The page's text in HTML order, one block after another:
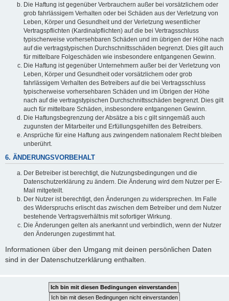
Die Haftung ist gegenüber Verbrauchern außer bei vorsätzlichem oder
grob fahrlässigem Verhalten oder bei Schäden aus der Verletzung von
Leben, Körper und Gesundheit und der Verletzung wesentlicher
Vertragspflichten (Kardinalpflichten) auf die bei Vertragsschluss
typischerweise vorhersehbaren Schäden und im übrigen der Höhe nach
auf die vertragstypischen Durchschnittsschäden begrenzt. Dies gilt auch
für mittelbare Folgeschäden wie insbesondere entgangenen Gewinn.
Die Haftung ist gegenüber Unternehmern außer bei der Verletzung von
Leben, Körper und Gesundheit oder vorsätzlichem oder grob
fahrlässigem Verhalten des Betreibers auf die bei Vertragsschluss
typischerweise vorhersehbaren Schäden und im Übrigen der Höhe
nach auf die vertragstypischen Durchschnittsschäden begrenzt. Dies gilt
auch für mittelbare Schäden, insbesondere entgangenen Gewinn.
Die Haftungsbegrenzung der Absätze a bis c gilt sinngemäß auch
zugunsten der Mitarbeiter und Erfüllungsgehilfen des Betreibers.
Ansprüche für eine Haftung aus zwingendem nationalem Recht bleiben
unberührt.
6. ÄNDERUNGSVORBEHALT
Der Betreiber ist berechtigt, die Nutzungsbedingungen und die
Datenschutzerklärung zu ändern. Die Änderung wird dem Nutzer per E-
Mail mitgeteilt.
Der Nutzer ist berechtigt, den Änderungen zu widersprechen. Im Falle
des Widerspruchs erlischt das zwischen dem Betreiber und dem Nutzer
bestehende Vertragsverhältnis mit sofortiger Wirkung.
Die Änderungen gelten als anerkannt und verbindlich, wenn der Nutzer
den Änderungen zugestimmt hat.
Informationen über den Umgang mit deinen persönlichen Daten
sind in der Datenschutzerklärung enthalten.